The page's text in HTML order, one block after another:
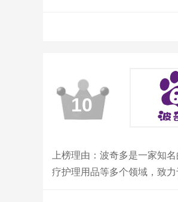
10
上榜理由：波奇多是一家知
疗护理用品等多个领域，致